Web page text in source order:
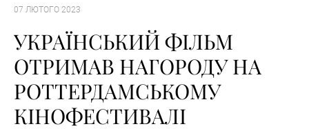
07 ЛЮТОГО 2023
УКРАЇНСЬКИЙ ФІЛЬМ
ОТРИМАВ НАГОРОДУ НА
РОТТЕРДАМСЬКОМУ
КІНОФЕСТИВАЛІ